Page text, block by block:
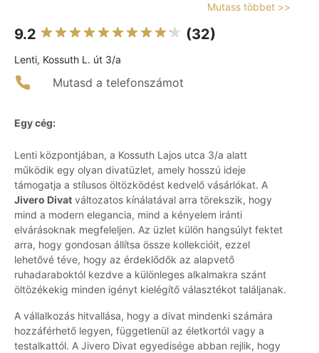
Mutass többet >>
9.2 (32)
Lenti, Kossuth L. út 3/a
Mutasd a telefonszámot
Egy cég:
Lenti központjában, a Kossuth Lajos utca 3/a alatt
működik egy olyan divatüzlet, amely hosszú ideje
támogatja a stílusos öltözködést kedvelő vásárlókat. A
Jivero Divat változatos kínálatával arra törekszik, hogy
mind a modern elegancia, mind a kényelem iránti
elvárásoknak megfeleljen. Az üzlet külön hangsúlyt fektet
arra, hogy gondosan állítsa össze kollekcióit, ezzel
lehetővé téve, hogy az érdeklődők az alapvető
ruhadaraboktól kezdve a különleges alkalmakra szánt
öltözékekig minden igényt kielégítő választékot találjanak.
A vállalkozás hitvallása, hogy a divat mindenki számára
hozzáférhető legyen, függetlenül az életkortól vagy a
testalkattól. A Jivero Divat egyedisége abban rejlik, hogy